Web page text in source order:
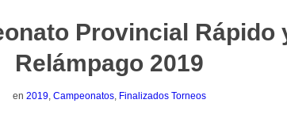
Provincial Rápido
Relámpago 2019
en 2019, Campeonatos, Finalizados Torneos